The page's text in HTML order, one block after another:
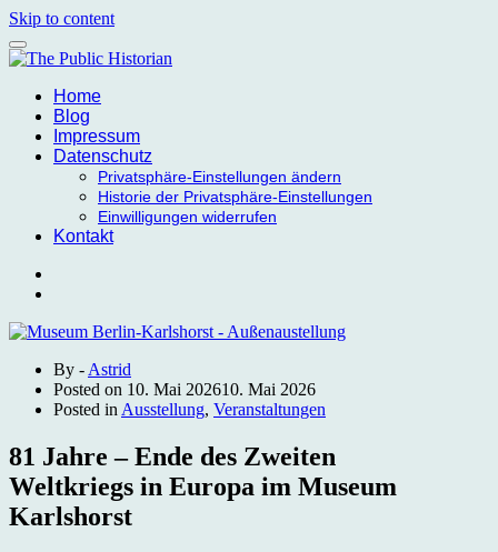
Skip to content
Home
Blog
Impressum
Datenschutz
Privatsphäre-Einstellungen ändern
Historie der Privatsphäre-Einstellungen
Einwilligungen widerrufen
Kontakt
By - Astrid
Posted on 10. Mai 202610. Mai 2026
Posted in Ausstellung, Veranstaltungen
81 Jahre – Ende des Zweiten
Weltkriegs in Europa im Museum
Karlshorst